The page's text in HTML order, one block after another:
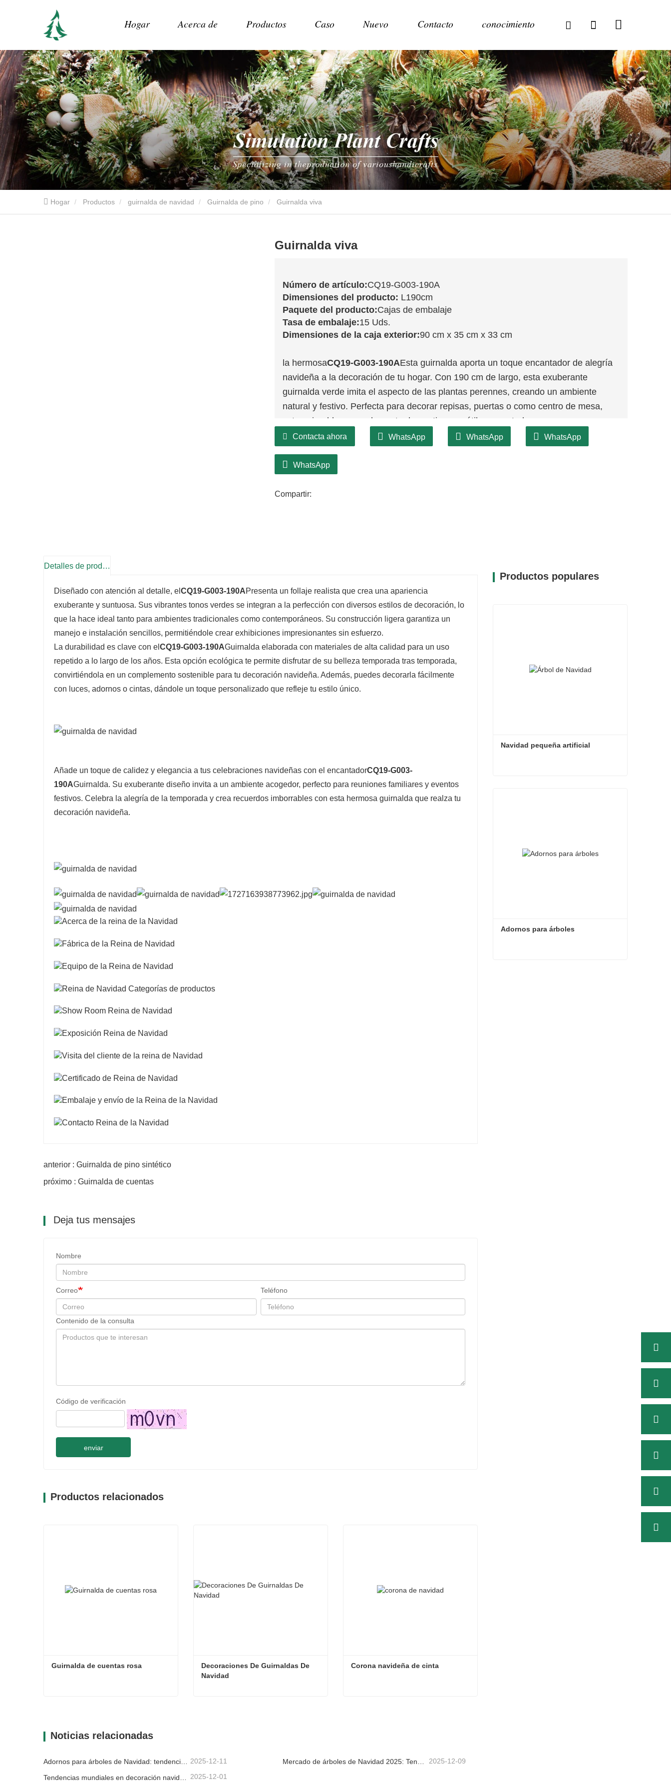
Hogar Acerca de Productos Caso Nuevo Contacto conocimiento
Hogar Productos guirnalda de navidad Guirnalda de pino Guirnalda viva
Guirnalda viva
Número de artículo:CQ19-G003-190A
Dimensiones del producto: L190cm
Paquete del producto:Cajas de embalaje
Tasa de embalaje:15 Uds.
Dimensiones de la caja exterior:90 cm x 35 cm x 33 cm
la hermosaCQ19-G003-190AEsta guirnalda aporta un toque encantador de alegría
navideña a la decoración de tu hogar. Con 190 cm de largo, esta exuberante
guirnalda verde imita el aspecto de las plantas perennes, creando un ambiente
natural y festivo. Perfecta para decorar repisas, puertas o como centro de mesa,
esta guirnalda es un elemento decorativo versátil y encantador.
Contacta ahora WhatsApp WhatsApp WhatsApp
WhatsApp
Compartir:
Detalles de producto
Diseñado con atención al detalle, el CQ19-G003-190APresenta un follaje realista que crea una apariencia
exuberante y suntuosa. Sus vibrantes tonos verdes se integran a la perfección con diversos estilos de decoración, lo
que la hace ideal tanto para ambientes tradicionales como contemporáneos. Su construcción ligera garantiza un
manejo e instalación sencillos, permitiéndole crear exhibiciones impresionantes sin esfuerzo.
La durabilidad es clave con el CQ19-G003-190AGuirnalda elaborada con materiales de alta calidad para un uso
repetido a lo largo de los años. Esta opción ecológica te permite disfrutar de su belleza temporada tras temporada,
convirtiéndola en un complemento sostenible para tu decoración navideña. Además, puedes decorarla fácilmente
con luces, adornos o cintas, dándole un toque personalizado que refleje tu estilo único.
Añade un toque de calidez y elegancia a tus celebraciones navideñas con el encantadorCQ19-G003-
190AGuirnalda. Su exuberante diseño invita a un ambiente acogedor, perfecto para reuniones familiares y eventos
festivos. Celebra la alegría de la temporada y crea recuerdos imborrables con esta hermosa guirnalda que realza tu
decoración navideña.
anterior : Guirnalda de pino sintético
próximo : Guirnalda de cuentas
Deja tus mensajes
Nombre
Correo Teléfono
Contenido de la consulta
Código de verificación
enviar
Productos relacionados
Guirnalda de cuentas rosa
Decoraciones De Guirnaldas De
Navidad
Corona navideña de cinta
Noticias relacionadas
Adornos para árboles de Navidad: tendencias del mercado, información sobre la cadena de suministro y guía de adquisiciones 2025 2025-12-11 Mercado de árboles de Navidad 2025: Tendencias, tecnologías y guía de compras para compradores B2B 2025-12-09
2025-12-01
Productos populares
Navidad pequeña artificial
Adornos para árboles